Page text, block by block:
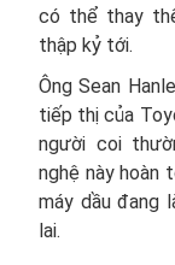
có thể thay
thập kỷ tới.
Ông Sean
tiếp thị của
người coi
nghệ này hoàn
máy dầu đang
lai.